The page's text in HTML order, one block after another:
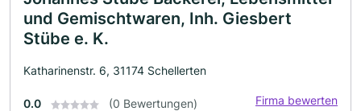
und Gemischtwaren, Inh. Giesbert
Stübe e. K.
Katharinenstr. 6, 31174 Schellerten
0.0 (0 Bewertungen) Firma bewerten